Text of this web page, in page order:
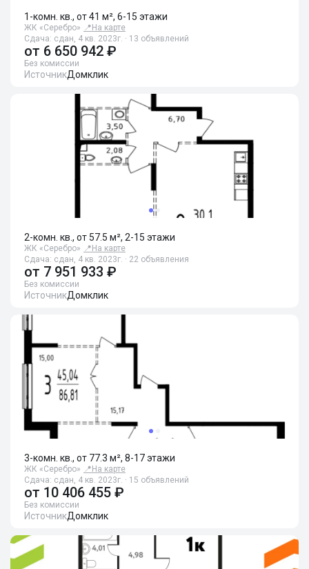
1-комн. кв., от 41 м², 6-15 этажи
ЖК «Серебро» 📍 На карте
Сдача: сдан, 4 кв. 2023г. · 13 объявлений
от 6 650 942 ₽
Без комиссии
ИсточникДомклик
2-комн. кв., от 57.5 м², 2-15 этажи
ЖК «Серебро» 📍 На карте
Сдача: сдан, 4 кв. 2023г. · 22 объявления
от 7 951 933 ₽
Без комиссии
ИсточникДомклик
3-комн. кв., от 77.3 м², 8-17 этажи
ЖК «Серебро» 📍 На карте
Сдача: сдан, 4 кв. 2023г. · 15 объявлений
от 10 406 455 ₽
Без комиссии
ИсточникДомклик